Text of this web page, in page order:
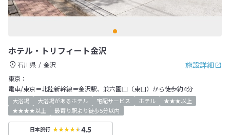
ホテル・トリフィート金沢
施設詳細
石川県
金沢
東京：
電車/東京＝北陸新幹線＝金沢駅、兼六園口（東口）から徒歩約4分
大浴場 大浴場があるホテル 宅配サービス ホテル
★★★以上
★★★★以上
最寄り駅より徒歩5分以内
日本旅行 4.5